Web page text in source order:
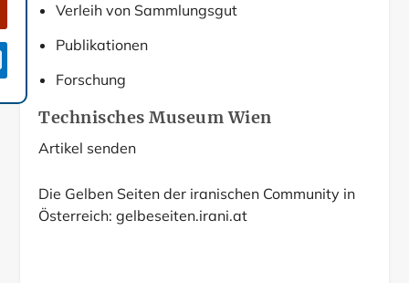
Verleih von Sammlungsgut
Publikationen
Forschung
Technisches Museum Wien
Artikel senden
Die Gelben Seiten der iranischen Community in
Österreich:gelbeseiten.irani.at